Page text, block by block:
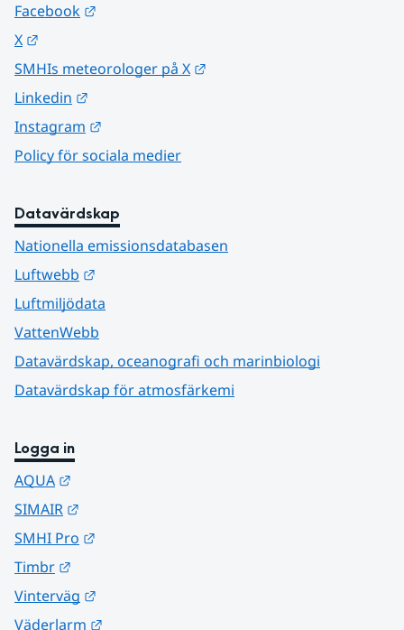
Facebook
X
SMHIs meteorologer på X
Linkedin
Instagram
Policy för sociala medier
Datavärdskap
Nationella emissionsdatabasen
Luftwebb
Luftmiljödata
VattenWebb
Datavärdskap, oceanografi och marinbiologi
Datavärdskap för atmosfärkemi
Logga in
AQUA
SIMAIR
SMHI Pro
Timbr
Vinterväg
Väderlarm